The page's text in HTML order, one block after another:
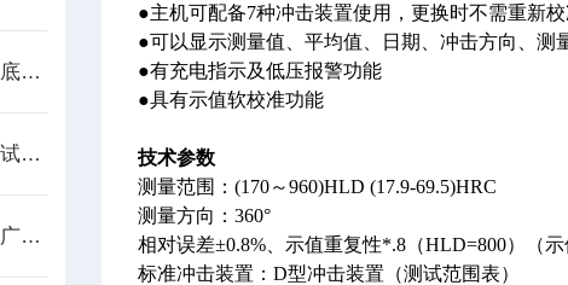
硬度计在一些行业中到底有多重要？（ZT）
表面洛氏硬度计用于测试薄板金属（ZT）
自动切割机在工业中有广泛应用
●主机可配备7种冲击装置使用，更换时不需重新
●可以显示测量值、平均值、日期、冲击方向、测
●有充电指示及低压报警功能
●具有示值软校准功能
技术参数
测量范围：(170～960)HLD (17.9-69.5)HRC
测量方向：360°
相对误差±0.8%、示值重复性*.8（HLD=800）（示
标准冲击装置：D型冲击装置（测试范围表）